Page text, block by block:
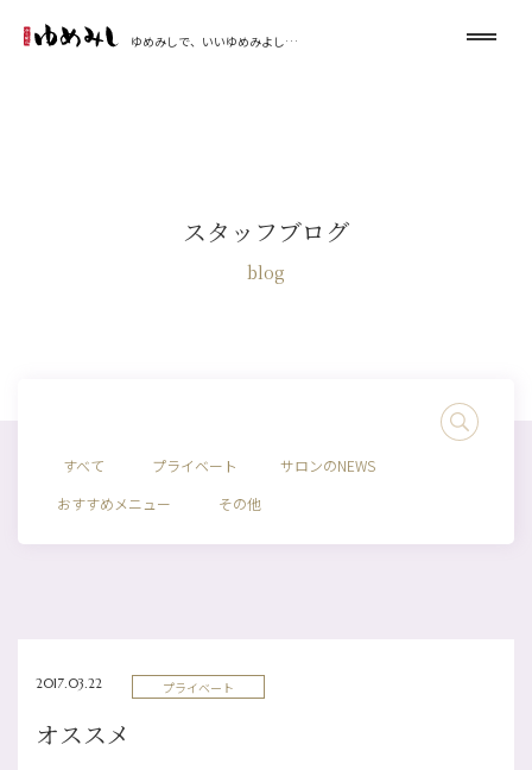
ゆめみしで、いいゆめみよし…
スタッフブログ
blog
すべて プライベート
サロンのNEWS
おすすめメニュー
その他
2017.03.22 プライベート
オススメ